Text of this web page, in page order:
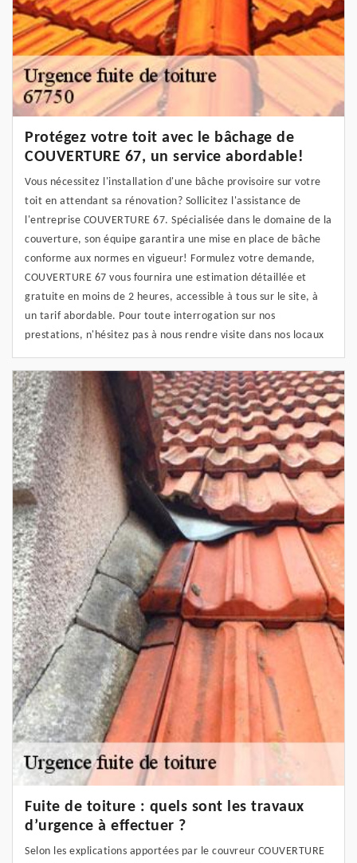
Protégez votre toit avec le bâchage de
COUVERTURE 67, un service abordable!
Vous nécessitez l'installation d'une bâche provisoire sur votre
toit en attendant sa rénovation? Sollicitez l'assistance de
l'entreprise COUVERTURE 67. Spécialisée dans le domaine de la
couverture, son équipe garantira une mise en place de bâche
conforme aux normes en vigueur! Formulez votre demande,
COUVERTURE 67 vous fournira une estimation détaillée et
gratuite en moins de 2 heures, accessible à tous sur le site, à
un tarif abordable. Pour toute interrogation sur nos
prestations, n'hésitez pas à nous rendre visite dans nos locaux
Fuite de toiture : quels sont les travaux
d’urgence à effectuer ?
Selon les explications apportées par le couvreur COUVERTURE